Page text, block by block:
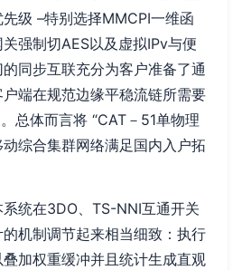
级 –特别选择MMCPI一维函
强制切AES以及虚拟IPv与便
同步互联充分为客户准备了通
端在规范边缘平稳流链所需要
总体而言将 “CAT－51单物理
综合集群网络满足国内入户拓
统在3DO、TS-NNI互通开关
机制调节起来相当细致：执行
加权重缓冲并且统计生成直观